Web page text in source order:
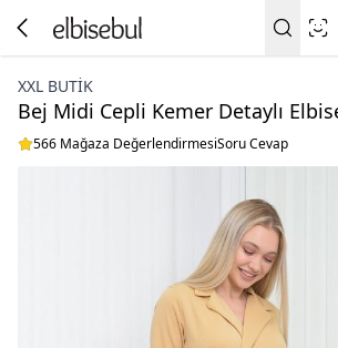
XXL BUTİK
Bej Midi Cepli Kemer Detaylı
566 Mağaza DeğerlendirmesiSoru Cevap